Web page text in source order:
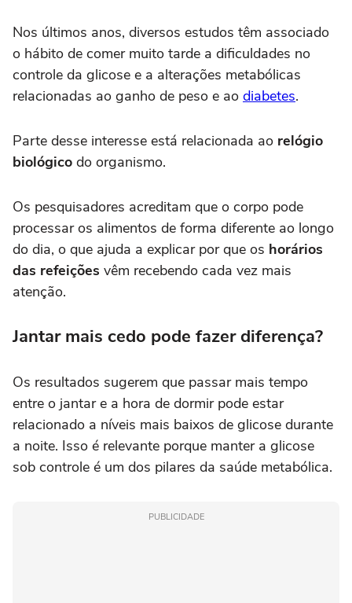
Nos últimos anos, diversos estudos têm associado
o hábito de comer muito tarde a dificuldades no
controle da glicose e a alterações metabólicas
relacionadas ao ganho de peso e ao diabetes.
Parte desse interesse está relacionada ao relógio
biológico do organismo.
Os pesquisadores acreditam que o corpo pode
processar os alimentos de forma diferente ao longo
do dia, o que ajuda a explicar por que os horários
das refeições vêm recebendo cada vez mais
atenção.
Jantar mais cedo pode fazer diferença?
Os resultados sugerem que passar mais tempo
entre o jantar e a hora de dormir pode estar
relacionado a níveis mais baixos de glicose durante
a noite. Isso é relevante porque manter a glicose
sob controle é um dos pilares da saúde metabólica.
PUBLICIDADE